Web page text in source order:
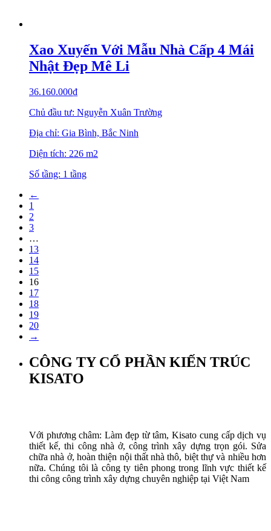
Xao Xuyến Với Mẫu Nhà Cấp 4 Mái
Nhật Đẹp Mê Li
36.160.000₫
Chủ đầu tư: Nguyễn Xuân Trường
Địa chỉ: Gia Bình, Bắc Ninh
Diện tích: 226 m2
Số tầng: 1 tầng
←
1
2
3
…
13
14
15
16
17
18
19
20
→
CÔNG TY CỔ PHẦN KIẾN TRÚC
KISATO
Với phương châm: Làm đẹp từ tâm, Kisato cung cấp dịch vụ
thiết kế, thi công nhà ở, công trình xây dựng trọn gói. Sửa
chữa nhà ở, hoàn thiện nội thất nhà thô, biệt thự và nhiều hơn
nữa. Chúng tôi là công ty tiên phong trong lĩnh vực thiết kế
thi công công trình xây dựng chuyên nghiệp tại Việt Nam